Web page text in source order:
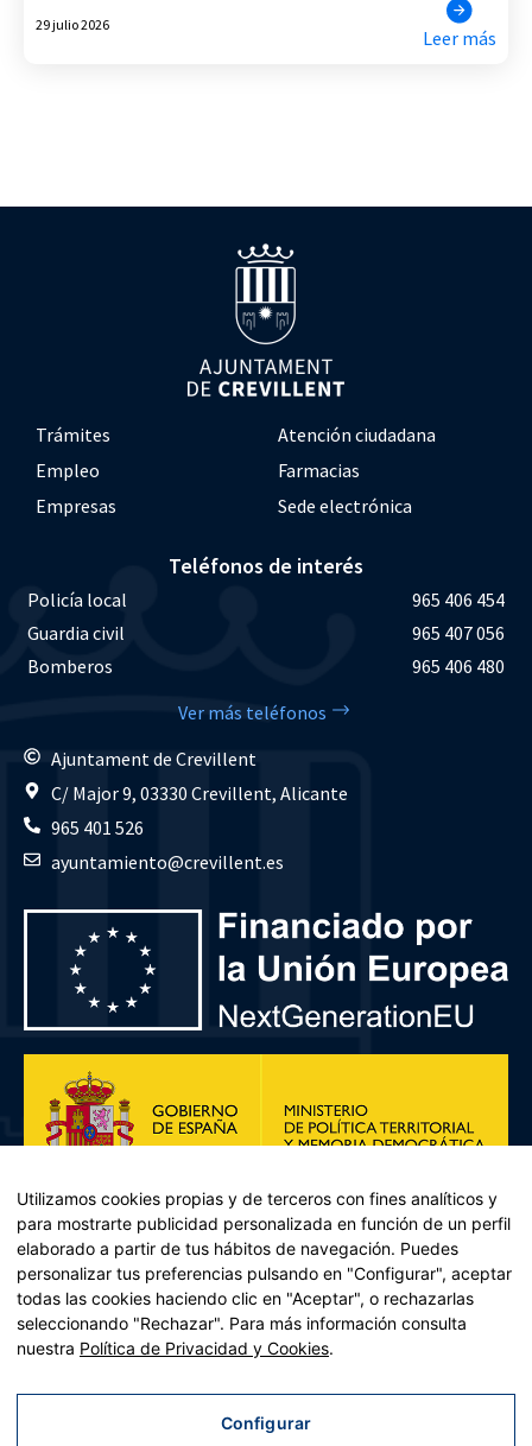
29 julio 2026
Leer más
Trámites
Atención ciudadana
Empleo
Farmacias
Empresas
Sede electrónica
Teléfonos de interés
Policía local
965 406 454
Guardia civil
965 407 056
Bomberos
965 406 480
Ver más teléfonos
Ajuntament de Crevillent
C/ Major 9, 03330 Crevillent, Alicante
965 401 526
ayuntamiento@crevillent.es
Plan de Recuperación, Transformación y Resiliencia – Financiado por
Recuperación y resiliencia, establecido por el Reglamento (UE)
2021/241 del Parlamento Europeo y del Consejo, de 12 de febrero
Utilizamos cookies propias y de terceros con fines analíticos y
para mostrarte publicidad personalizada en función de un perfil
elaborado a partir de tus hábitos de navegación. Puedes
personalizar tus preferencias pulsando en "Configurar", aceptar
todas las cookies haciendo clic en "Aceptar", o rechazarlas
seleccionando "Rechazar". Para más información consulta
nuestra Política de Privacidad y Cookies.
Configurar